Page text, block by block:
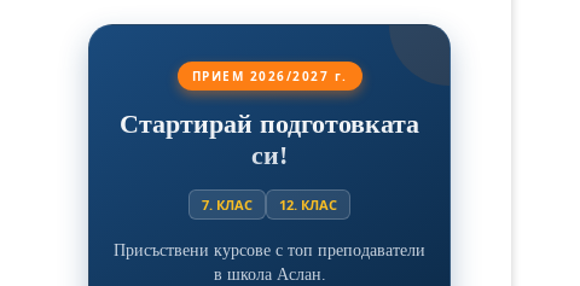
ПРИЕМ 2026/2027 г.
Стартирай подготовката
си!
7. КЛАС 12. КЛАС
Присъствени курсове с топ преподаватели
в школа Аслан.